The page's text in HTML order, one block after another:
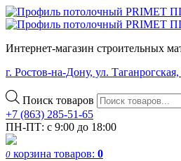
Интернет-магазин строительных
г. Ростов-на-Дону, ул.
Поиск товаров
+7 (863) 285-51-65
ПН-ПТ: с 9:00 до 18:00
0 корзина товаров: 0